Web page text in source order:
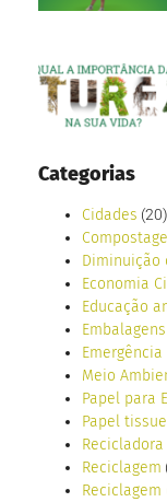
Categorias
Cidades (20)
Diminuição
Economia
Educação
Meio
Papel para
Papel tissue
Reciclagem
Reciclagem